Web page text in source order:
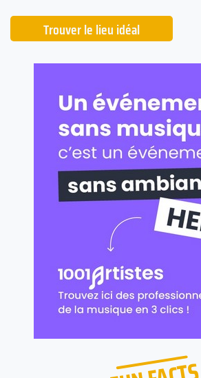
Trouver le lieu idéal